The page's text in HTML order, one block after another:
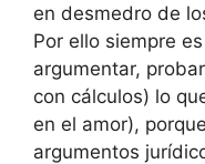
en desmedro de
Por ello siempre
argumentar,
con cálculos) lo
en el amor),
argumentos